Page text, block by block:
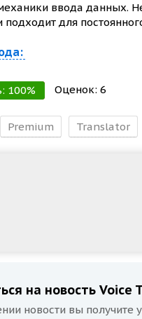
ввода данных.
подходит для
100% Оценок: 6
Premium Translator
на новость
новости вы получите